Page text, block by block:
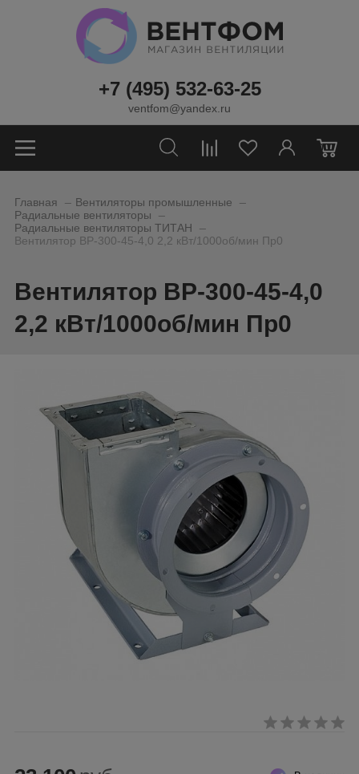
+7 (495) 532-63-25
ventfom@yandex.ru
0
Главная Вентиляторы промышленные
Радиальные вентиляторы _
Радиальные вентиляторы ТИТАН
Вентилятор ВР-300-45-4,0 2,2 кВт/1000об/мин Пр0
Вентилятор ВР-300-45-4,0
2,2 кВт/1000об/мин Пр0